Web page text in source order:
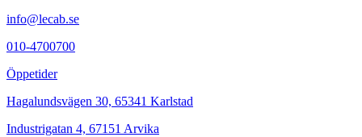
info@lecab.se
010-4700700
Öppetider
Hagalundsvägen 30, 65341 Karlstad
Industrigatan 4, 67151 Arvika